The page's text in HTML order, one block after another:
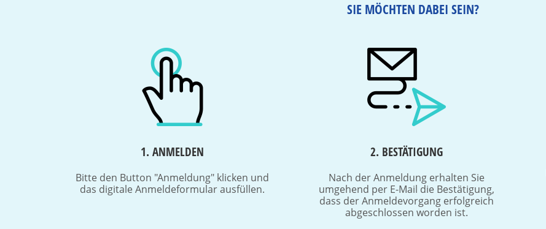
SIE MÖCHTEN DABEI SEIN?
1. ANMELDEN
Bitte den Button "Anmeldung" klicken und
das digitale Anmeldeformular ausfüllen.
2. BESTÄTIGUNG
Nach der Anmeldung erhalten Sie
umgehend per E-Mail die Bestätigung,
dass der Anmeldevorgang erfolgreich
abgeschlossen worden ist.